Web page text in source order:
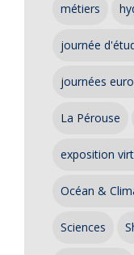
métiers
journée
journées
La Pérouse
exposition
Océan &
Sciences